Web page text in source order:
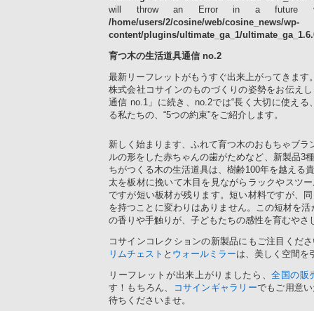
will throw an Error in a future
/home/users/2/cosine/web/cosine_news/wp-
content/plugins/ultimate_ga_1/
育つ木の生活道具通信 no.2
最新リーフレットがもうすぐ出来上がってきます
株式会社コサインのものづくりの姿勢をお伝え
通信 no.1」に続き、no.2では“長く大切に使える
る私たちの、“5つの約束”をご紹介します。
新しく始まります、ふれて育つ木のおもちゃブラ
ルの形をした赤ちゃんの歯がためなど、新製品3
ちがつくる木の生活道具は、樹齢100年を越える
太を板材に挽いて木目を見ながらラックやスツ
ですが短い板材が残ります。短い材料ですが、
を持つことに変わりはありません。この短材を活
の香りや手触りが、子どもたちの感性を育むやさ
コサインコレクションの新製品にもご注目くだ
リムチェスト と ウォールミラーは、美しく空間を
リーフレットが出来上がりましたら、全国の販
す！もちろん、
コサインギャラリーでもご用意
待ちくださいませ。